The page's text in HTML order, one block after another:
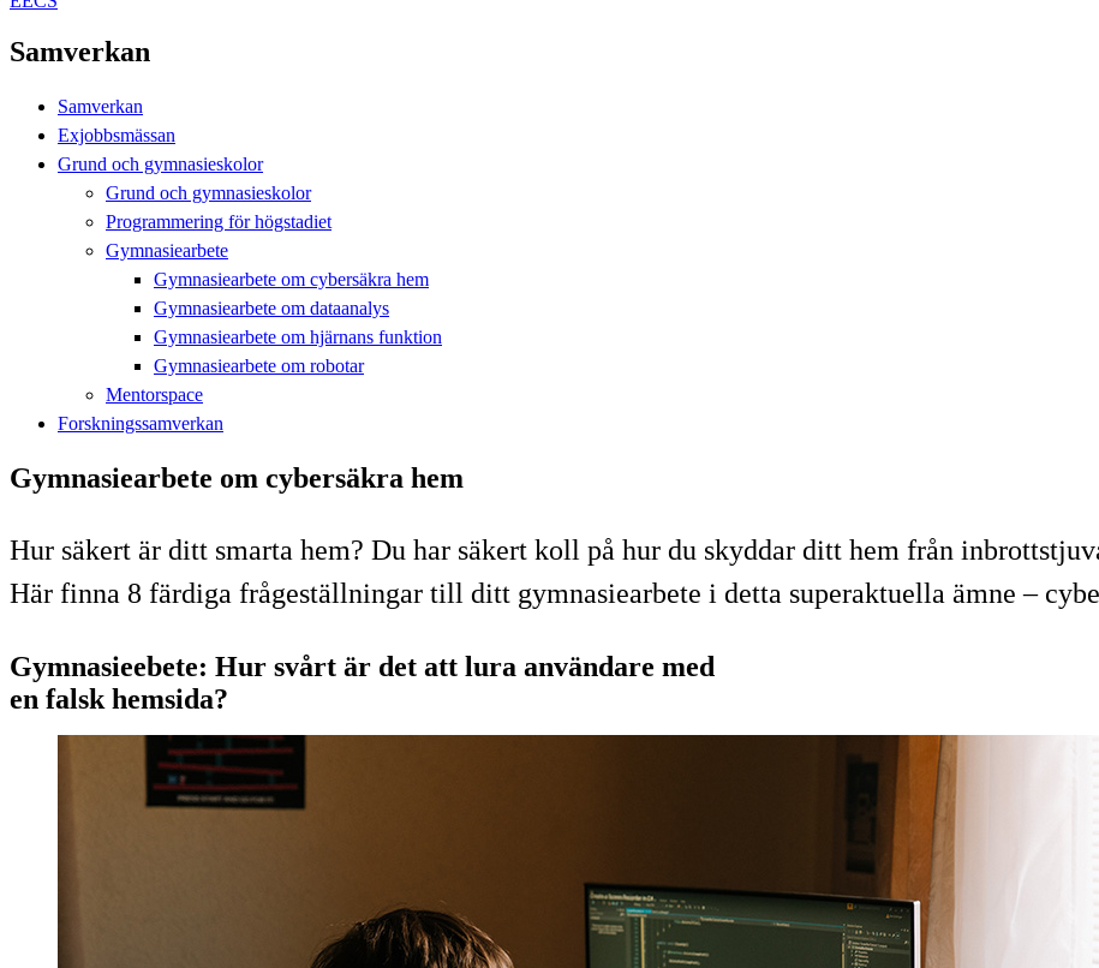
Samverkan
Samverkan
Exjobbsmässan
Grund och gymnasieskolor
Grund och gymnasieskolor
Programmering för högstadiet
Gymnasiearbete
Gymnasiearbete om cybersäkra hem
Gymnasiearbete om dataanalys
Gymnasiearbete om hjärnans funktion
Gymnasiearbete om robotar
Mentorspace
Forskningssamverkan
Gymnasiearbete om cybersäkra hem
Hur säkert är ditt smarta hem? Du har säkert koll på hur du skyddar ditt hem från
Här finna 8 färdiga frågeställningar till ditt gymnasiearbete i detta superaktuella ämne –
Gymnasieebete: Hur svårt är det att lura användare med
en falsk hemsida?